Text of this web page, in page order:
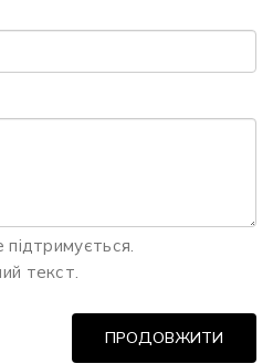
текст.
ПРОДОВЖИТИ